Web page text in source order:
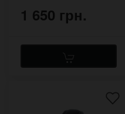
1 650 грн.